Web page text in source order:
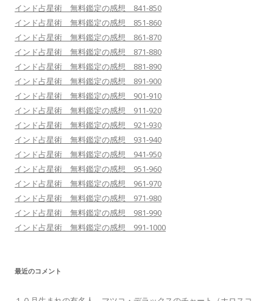
インド占星術 無料鑑定の感想 841-850
インド占星術 無料鑑定の感想 851-860
インド占星術 無料鑑定の感想 861-870
インド占星術 無料鑑定の感想 871-880
インド占星術 無料鑑定の感想 881-890
インド占星術 無料鑑定の感想 891-900
インド占星術 無料鑑定の感想 901-910
インド占星術 無料鑑定の感想 911-920
インド占星術 無料鑑定の感想 921-930
インド占星術 無料鑑定の感想 931-940
インド占星術 無料鑑定の感想 941-950
インド占星術 無料鑑定の感想 951-960
インド占星術 無料鑑定の感想 961-970
インド占星術 無料鑑定の感想 971-980
インド占星術 無料鑑定の感想 981-990
インド占星術 無料鑑定の感想 991-1000
最近のコメント